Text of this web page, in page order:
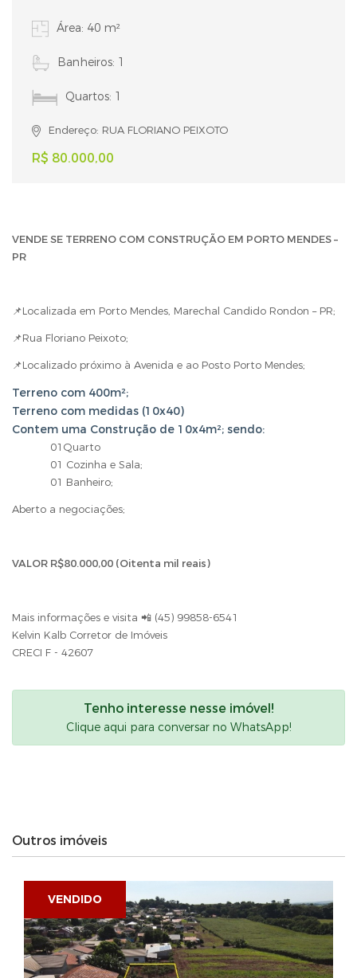
Área: 40 m²
Banheiros: 1
Quartos: 1
Endereço: RUA FLORIANO PEIXOTO
R$ 80.000,00
VENDE SE TERRENO COM CONSTRUÇÃO EM PORTO MENDES –
PR
📌Localizada em Porto Mendes, Marechal Candido Rondon – PR;
📌Rua Floriano Peixoto;
📌Localizado próximo à Avenida e ao Posto Porto Mendes;
Terreno com 400m²;
Terreno com medidas (10x40)
Contem uma Construção de 10x4m²; sendo:
01Quarto
01 Cozinha e Sala;
01 Banheiro;
Aberto a negociações;
VALOR R$80.000,00 (Oitenta mil reais)
Mais informações e visita 📲 (45) 99858-6541
Kelvin Kalb Corretor de Imóveis
CRECI F - 42607
Tenho interesse nesse imóvel!
Clique aqui para conversar no WhatsApp!
Outros imóveis
VENDIDO